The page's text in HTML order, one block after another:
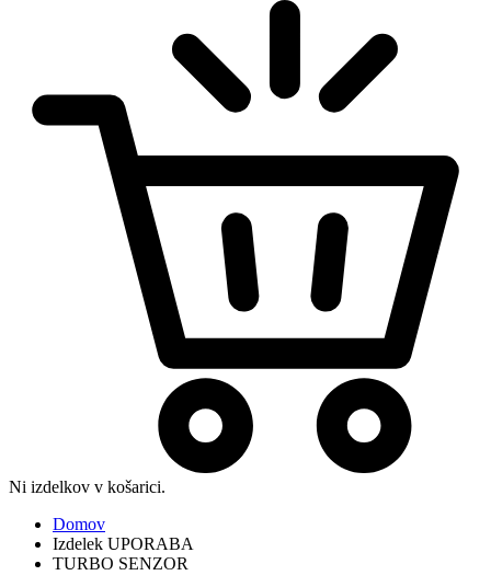
Ni izdelkov v košarici.
Domov
Izdelek UPORABA
TURBO SENZOR